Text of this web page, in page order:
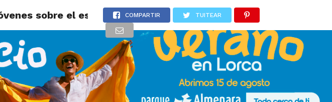
sobre el escenarioCOMPARTIR TUITEAR